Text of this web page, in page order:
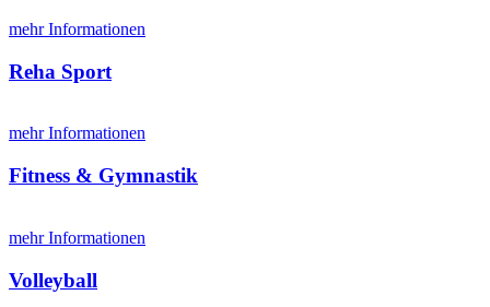
mehr Informationen
Reha Sport
mehr Informationen
Fitness & Gymnastik
mehr Informationen
Volleyball